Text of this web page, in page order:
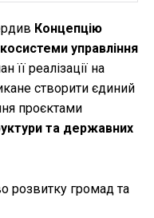
Концепцію
управління
її реалізації на
створити єдиний
проєктами
та державних
розвитку громад та